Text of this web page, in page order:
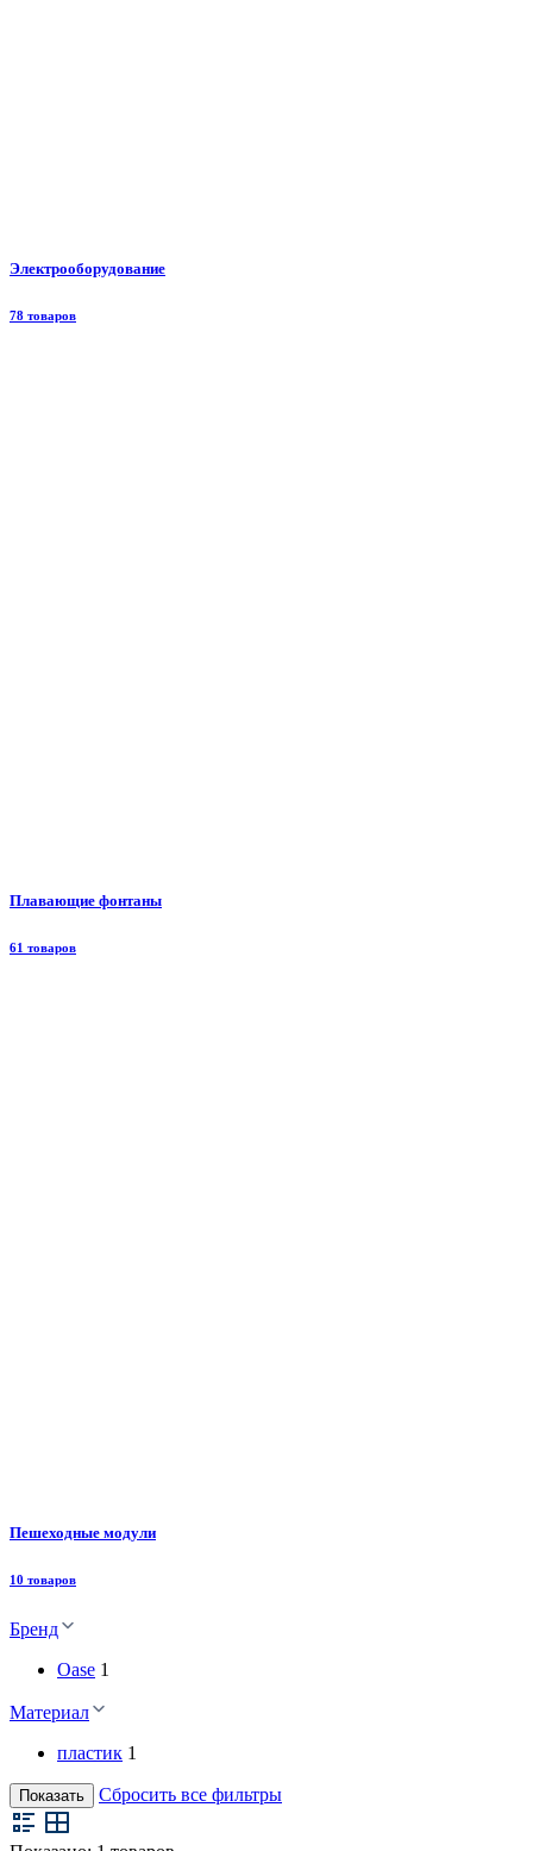
Электрооборудование
78 товаров
Плавающие фонтаны
61 товаров
Пешеходные модули
10 товаров
Бренд
Oase 1
Материал
пластик 1
Показать Сбросить все фильтры